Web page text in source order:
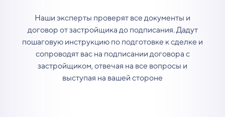
Наши эксперты проверят все документы и
договор от застройщика до подписания. Дадут
пошаговую инструкцию по подготовке к сделке и
сопроводят вас на подписании договора с
застройщиком, отвечая на все вопросы и
выступая на вашей стороне